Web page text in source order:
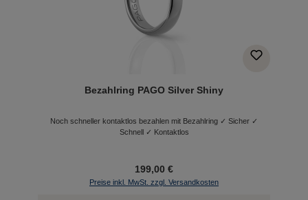
Bezahlring PAGO Silver Shiny
Noch schneller kontaktlos bezahlen mit Bezahlring ✓ Sicher ✓
Schnell ✓ Kontaktlos
199,00 €
Preise inkl. MwSt. zzgl. Versandkosten